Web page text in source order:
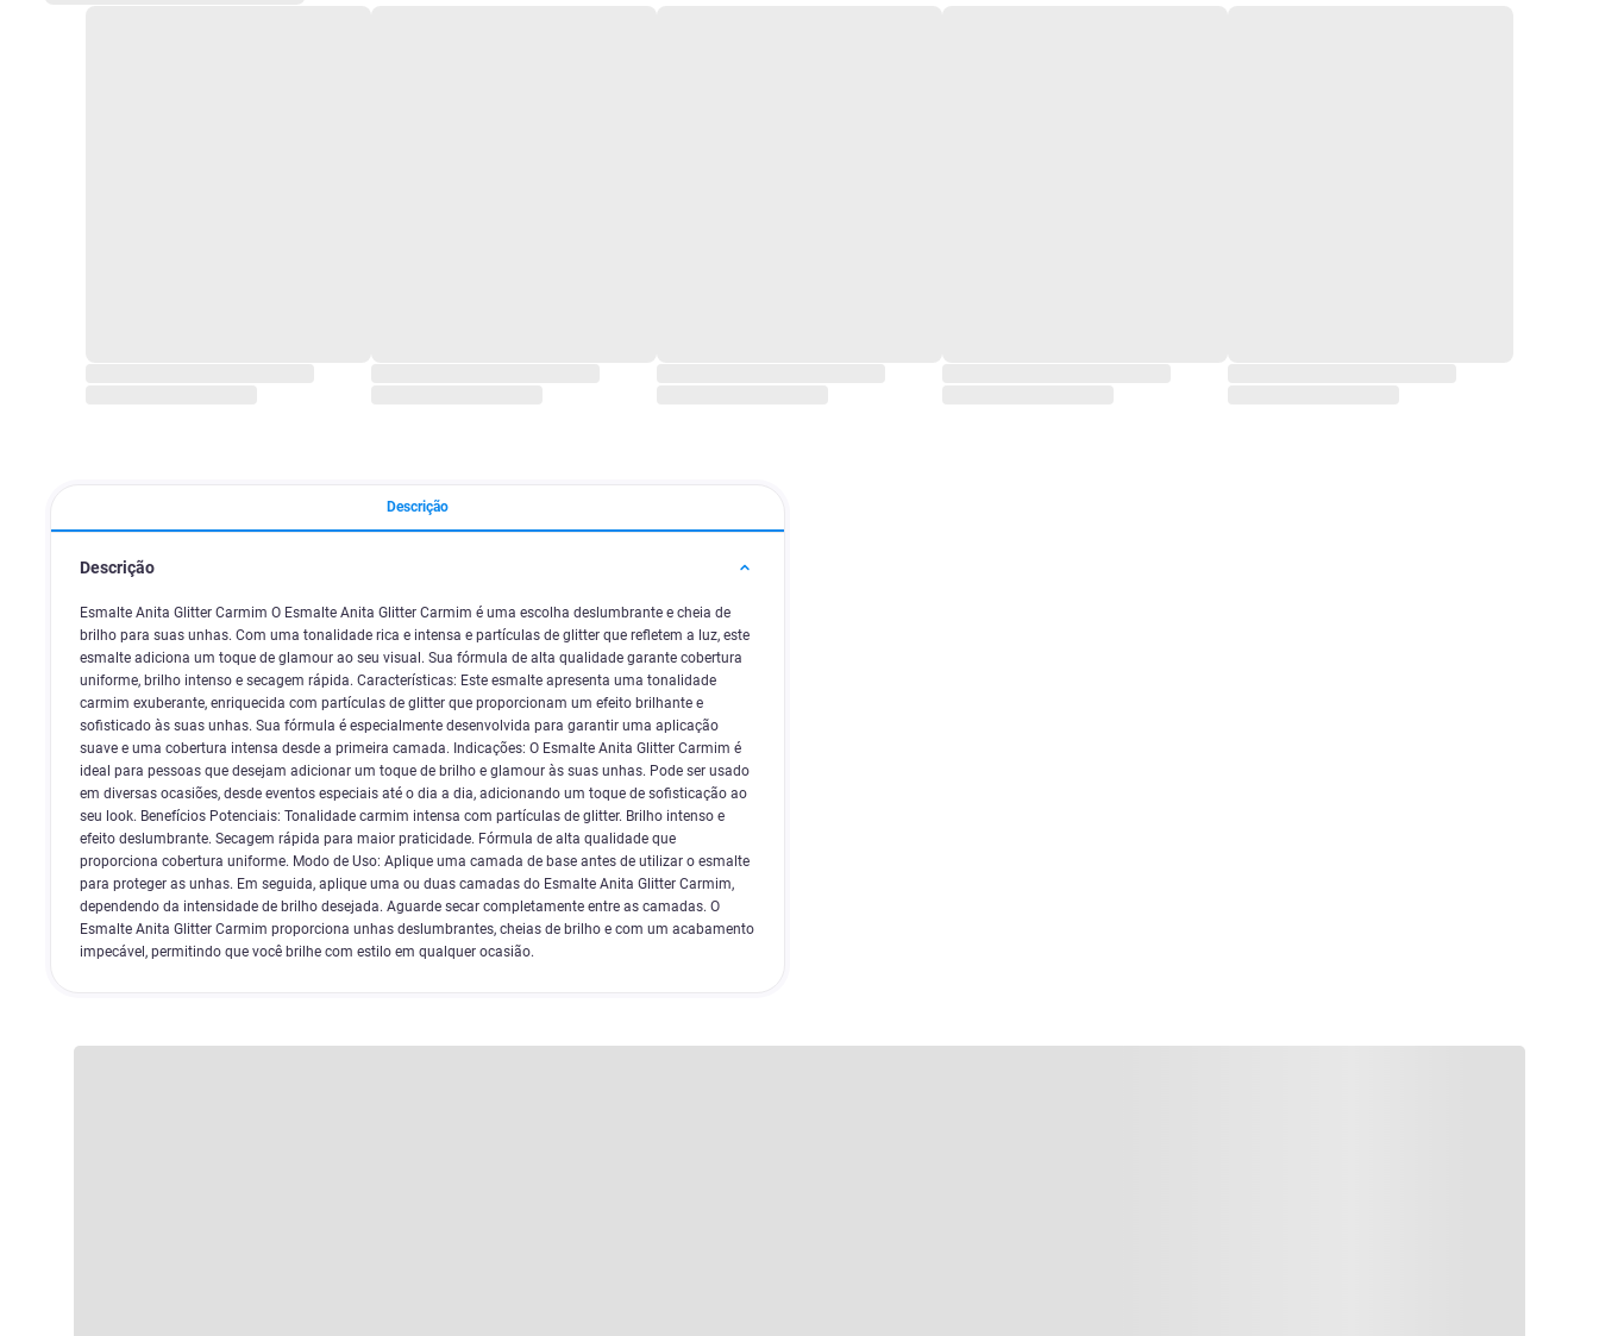
Descrição
Descrição
Esmalte Anita Glitter Carmim O Esmalte Anita Glitter Carmim é uma escolha deslumbrante e cheia de
brilho para suas unhas. Com uma tonalidade rica e intensa e partículas de glitter que refletem a luz, este
esmalte adiciona um toque de glamour ao seu visual. Sua fórmula de alta qualidade garante cobertura
uniforme, brilho intenso e secagem rápida. Características: Este esmalte apresenta uma tonalidade
carmim exuberante, enriquecida com partículas de glitter que proporcionam um efeito brilhante e
sofisticado às suas unhas. Sua fórmula é especialmente desenvolvida para garantir uma aplicação
suave e uma cobertura intensa desde a primeira camada. Indicações: O Esmalte Anita Glitter Carmim é
ideal para pessoas que desejam adicionar um toque de brilho e glamour às suas unhas. Pode ser usado
em diversas ocasiões, desde eventos especiais até o dia a dia, adicionando um toque de sofisticação ao
seu look. Benefícios Potenciais: Tonalidade carmim intensa com partículas de glitter. Brilho intenso e
efeito deslumbrante. Secagem rápida para maior praticidade. Fórmula de alta qualidade que
proporciona cobertura uniforme. Modo de Uso: Aplique uma camada de base antes de utilizar o esmalte
para proteger as unhas. Em seguida, aplique uma ou duas camadas do Esmalte Anita Glitter Carmim,
dependendo da intensidade de brilho desejada. Aguarde secar completamente entre as camadas. O
Esmalte Anita Glitter Carmim proporciona unhas deslumbrantes, cheias de brilho e com um acabamento
impecável, permitindo que você brilhe com estilo em qualquer ocasião.